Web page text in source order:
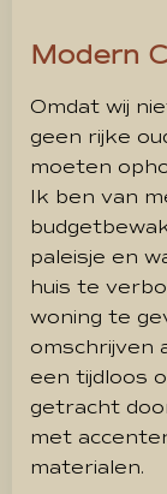
Modern
Omdat wij
geen rijke
moeten
Ik ben van
paleisje en
huis te
woning te
omschrijven
een tijdloos
getracht
met
materialen.